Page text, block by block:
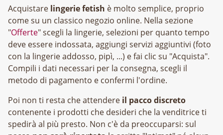
Acquistare lingerie fetish è molto semplice, proprio
come su un classico negozio online. Nella sezione
"Offerte" scegli la lingerie, selezioni per quanto tempo
deve essere indossata, aggiungi servizi aggiuntivi (foto
con la lingerie addosso, pipì, ...) e fai clic su "Acquista".
Compili i dati necessari per la consegna, scegli il
metodo di pagamento e confermi l'ordine.
Poi non ti resta che attendere il pacco discreto
contenente i prodotti che desideri che la venditrice ti
spedirà al più presto. Non c'è da preoccuparsi: sul